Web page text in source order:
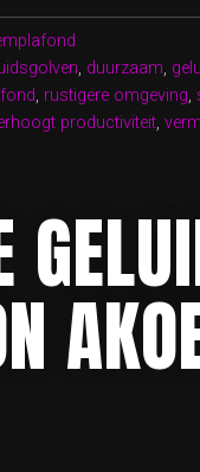
, duurzaam,
, rustigere omgeving,
productiviteit,